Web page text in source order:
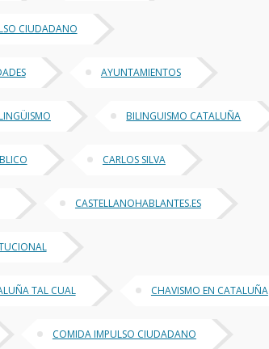
CIUDADANO
AYUNTAMIENTOS
BILINGUISMO CATALUÑA
CARLOS SILVA
CASTELLANOHABLANTES.ES
TAL CUAL CHAVISMO EN CATALUÑA
COMIDA IMPULSO CIUDADANO